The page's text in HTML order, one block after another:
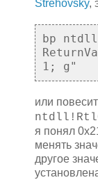
Strehovsky,
bp
1; g"
или
я понял
менять
другое